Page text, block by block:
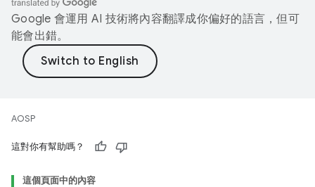
Google 會運用 AI 技術將內容翻譯成你偏好的語言，但可
能會出錯。
AOSP
這對你有幫助嗎？
這個頁面中的內容